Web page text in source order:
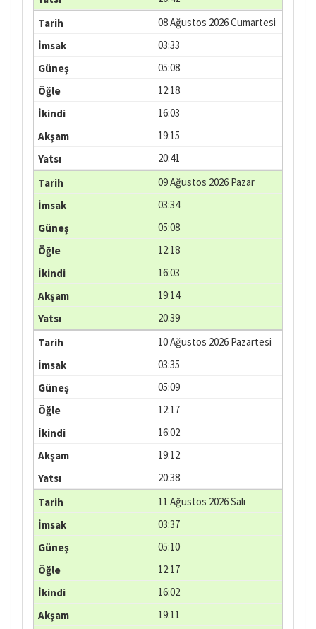
08 Ağustos 2026 Cumartesi
03:33
05:08
12:18
16:03
19:15
20:41
09 Ağustos 2026 Pazar
03:34
05:08
12:18
16:03
19:14
20:39
10 Ağustos 2026 Pazartesi
03:35
05:09
12:17
16:02
19:12
20:38
11 Ağustos 2026 Salı
03:37
05:10
12:17
16:02
19:11